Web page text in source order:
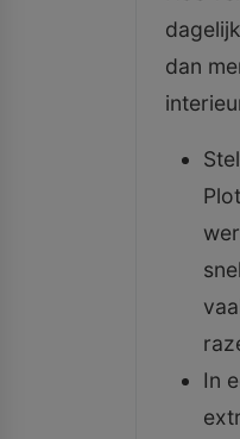
dan
In